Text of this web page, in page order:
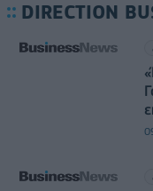
DIRECTION